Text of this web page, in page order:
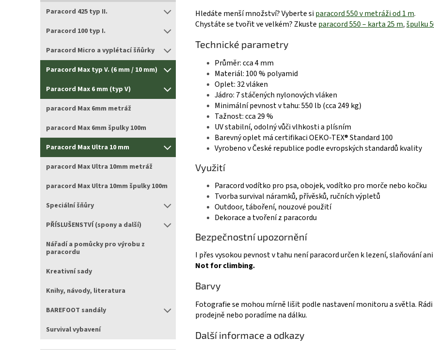
Paracord 425 typ II.
Paracord 100 typ I.
Paracord Micro a vyplétací šňůrky
Paracord Max typ V. (6 mm / 10 mm)
Paracord Max 6 mm (typ V)
paracord Max 6mm metráž
paracord Max 6mm špulky 100m
Paracord Max Ultra 10 mm
paracord Max Ultra 10mm metráž
paracord Max Ultra 10mm špulky 100m
Speciální šňůry
PŘÍSLUŠENSTVÍ (spony a další)
Nářadí a pomůcky pro výrobu z
paracordu
Kreativní sady
Knihy, návody, literatura
BAREFOOT sandály
Survival vybavení
Hledáte menší množství? Vyberte siparacord 550 v metráži od 1 m.
Chystáte se tvořit ve velkém? Zkuste paracord 550 – karta 25 m,špulku
Technické parametry
Průměr: cca 4 mm
Materiál: 100 % polyamid
Oplet: 32 vláken
Jádro: 7 stáčených nylonových vláken
Minimální pevnost v tahu: 550 lb (cca 249 kg)
Tažnost: cca 29 %
UV stabilní, odolný vůči vlhkosti a plísním
Barevný oplet má certifikaci OEKO-TEX® Standard 100
Vyrobeno v České republice podle evropských standardů kvality
Využití
Paracord vodítko pro psa, obojek, vodítko pro morče nebo kočku
Tvorba survival náramků, přívěsků, ručních výpletů
Outdoor, táboření, nouzové použití
Dekorace a tvoření z paracordu
Bezpečnostní upozornění
I přes vysokou pevnost v tahu není paracord určen k lezení, slaňování
Not for climbing.
Barvy
Fotografie se mohou mírně lišit podle nastavení monitoru a světla.
prodejně nebo poradíme na dálku.
Další informace a odkazy